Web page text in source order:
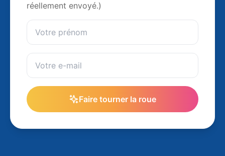
réellement envoyé.)
Faire tourner la roue